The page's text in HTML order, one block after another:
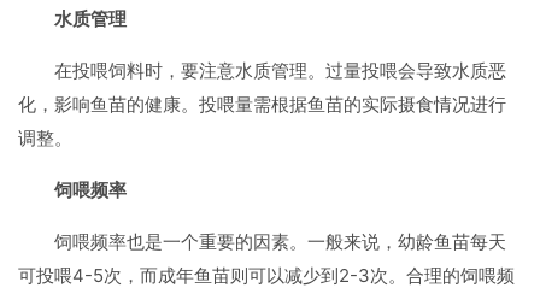
水质管理
在投喂饲料时，要注意水质管理。过量投喂会导致水质恶
化，影响鱼苗的健康。投喂量需根据鱼苗的实际摄食情况进行
调整。
饲喂频率
饲喂频率也是一个重要的因素。一般来说，幼龄鱼苗每天
可投喂4-5次，而成年鱼苗则可以减少到2-3次。合理的饲喂频